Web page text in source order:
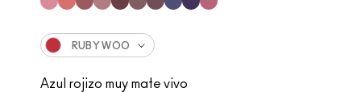
RUBY WOO
Azul rojizo muy mate vivo